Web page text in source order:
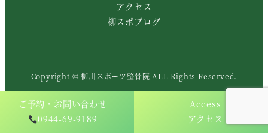
アクセス
柳スポブログ
ご予約・お問い合わせ
0944-69-9189
Access
アクセス
Copyright © 柳川スポーツ整骨院 ALL Rights Reserved.